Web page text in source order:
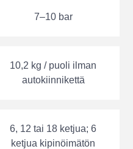
7–10 bar
10,2 kg / puoli ilman
autokiinnikettä
6, 12 tai 18 ketjua; 6
ketjua kipinöimätön